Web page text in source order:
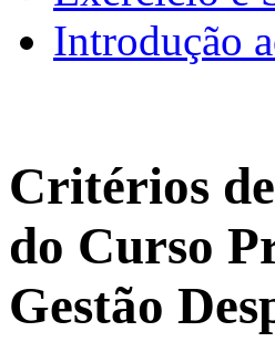
Introdução
Critérios
do Curso
Gestão